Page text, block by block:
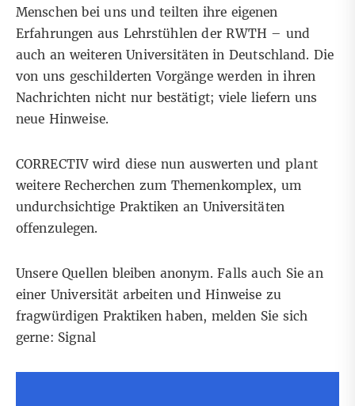
Menschen bei uns und teilten ihre eigenen
Erfahrungen aus Lehrstühlen der RWTH – und
auch an weiteren Universitäten in Deutschland. Die
von uns geschilderten Vorgänge werden in ihren
Nachrichten nicht nur bestätigt; viele liefern uns
neue Hinweise.
CORRECTIV wird diese nun auswerten und plant
weitere Recherchen zum Themenkomplex, um
undurchsichtige Praktiken an Universitäten
offenzulegen.
Unsere Quellen bleiben anonym. Falls auch Sie an
einer Universität arbeiten und Hinweise zu
fragwürdigen Praktiken haben, melden Sie sich
gerne: Signal